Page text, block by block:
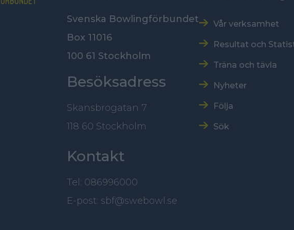
Svenska Bowlingförbundet
Box 11016
100 61 Stockholm
Besöksadress
Skansbrogatan 7
118 60 Stockholm
Kontakt
Tel: 086996000
E-post: sbf@swebowl.se
Vår verksamhet
Resultat och
Träna och tävla
Nyheter
Följa
Sök